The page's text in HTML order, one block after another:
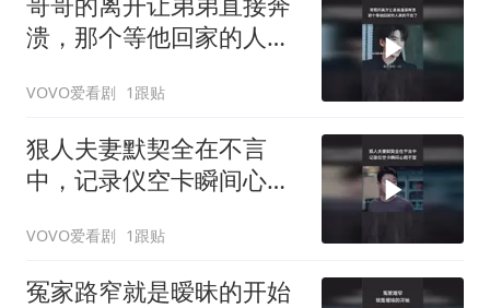
溃，那个等他回家的人真
VOVO爱看剧 1跟贴
狠人夫妻默契全在不言
中，记录仪空卡瞬间心照
VOVO爱看剧 1跟贴
冤家路窄就是暧昧的开始